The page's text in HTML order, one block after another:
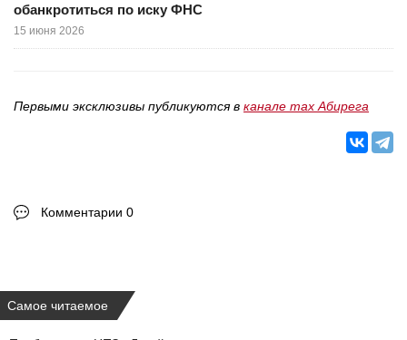
обанкротиться по иску ФНС
15 июня 2026
Первыми эксклюзивы публикуются в канале max Абирега
Комментарии 0
Самое читаемое